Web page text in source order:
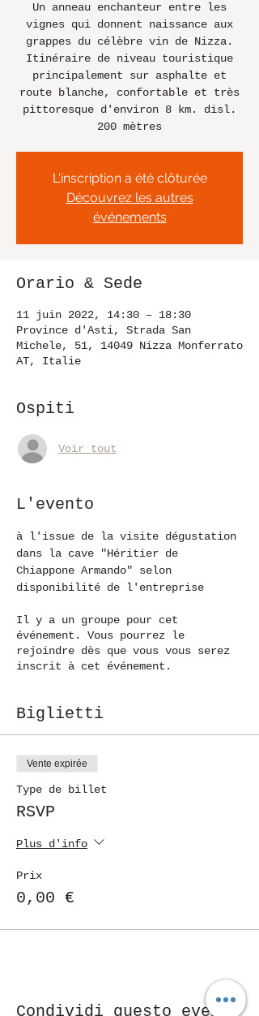
Un anneau enchanteur entre les
vignes qui donnent naissance aux
grappes du célèbre vin de Nizza.
Itinéraire de niveau touristique
principalement sur asphalte et
route blanche, confortable et très
pittoresque d'environ 8 km. disl.
200 mètres
L'inscription a été clôturée
Découvrez les autres
événements
Orario & Sede
11 juin 2022, 14:30 – 18:30
Province d'Asti, Strada San
Michele, 51, 14049 Nizza Monferrato
AT, Italie
Ospiti
Voir tout
L'evento
à l'issue de la visite dégustation
dans la cave "Héritier de
Chiappone Armando" selon
disponibilité de l'entreprise
Il y a un groupe pour cet
événement. Vous pourrez le
rejoindre dès que vous vous serez
inscrit à cet événement.
Biglietti
Vente expirée
Type de billet
RSVP
Plus d'info
Prix
0,00 €
Condividi questo evento